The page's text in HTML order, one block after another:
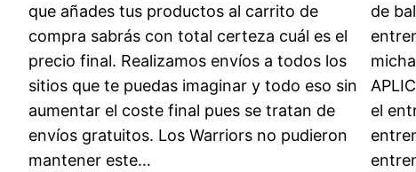
que añades tus productos al carrito de
compra sabrás con total certeza cuál es el
precio final. Realizamos envíos a todos los
sitios que te puedas imaginar y todo eso sin
aumentar el coste final pues se tratan de
envíos gratuitos. Los Warriors no pudieron
mantener este…
de
el